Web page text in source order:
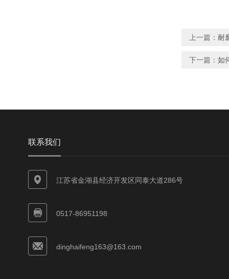
上一篇： 耐
下一篇： 如
联系我们
江苏省金湖县经济开发区同泰大道286号
0517-86951198
dinghaifeng163@163.com